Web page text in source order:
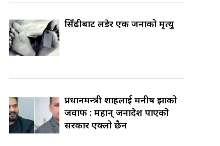
सिँढीबाट लडेर एक जनाको मृत्यु
प्रधानमन्त्री शाहलाई मनीष झाको
जवाफ : महान् जनादेश पाएको
सरकार एक्लो छैन